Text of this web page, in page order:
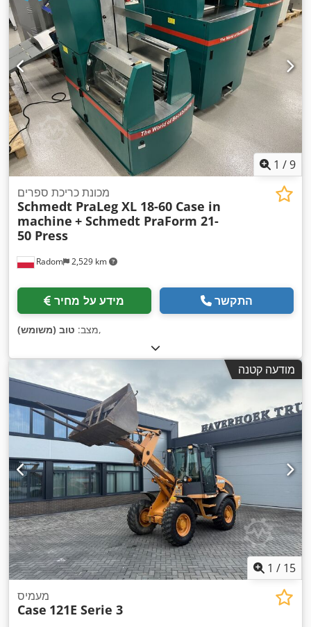
1 /9
Radom 2,529 km
מכונת כריכת ספרים
Schmedt PraLeg XL 18-60 Case in
machine + Schmedt PraForm 21-
50 Press
מידע על מחיר התקשר
מצב: טוב (משומש) ,
מודעה קטנה
1 / 15
מעמיס
Case 121E Serie 3